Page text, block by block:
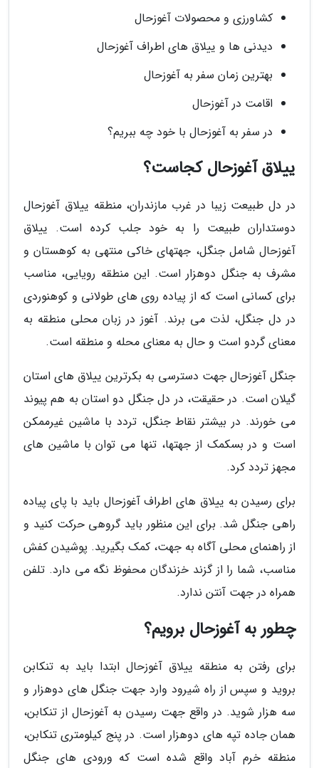
کشاورزی و محصولات آغوزحال
دیدنی ها و ییلاق های اطراف آغوزحال
بهترین زمان سفر به آغوزحال
اقامت در آغوزحال
در سفر به آغوزحال با خود چه ببریم؟
ییلاق آغوزحال کجاست؟
در دل طبیعت زیبا در غرب مازندران، منطقه ییلاق آغوزحال
دوستداران طبیعت را به خود جلب کرده است. ییلاق
آغوزحال شامل جنگل، جهتهای خاکی منتهی به کوهستان و
مشرف به جنگل دوهزار است. این منطقه رویایی، مناسب
برای کسانی است که از پیاده روی های طولانی و کوهنوردی
در دل جنگل، لذت می برند. آغوز در زبان محلی منطقه به
معنای گردو است و حال به معنای محله و منطقه است.
جنگل آغوزحال جهت دسترسی به بکرترین ییلاق های استان
گیلان است. در حقیقت، در دل جنگل دو استان به هم پیوند
می خورند. در بیشتر نقاط جنگل، تردد با ماشین غیرممکن
است و در بسکمک از جهتها، تنها می توان با ماشین های
مجهز تردد کرد.
برای رسیدن به ییلاق های اطراف آغوزحال باید با پای پیاده
راهی جنگل شد. برای این منظور باید گروهی حرکت کنید و
از راهنمای محلی آگاه به جهت، کمک بگیرید. پوشیدن کفش
مناسب، شما را از گزند خزندگان محفوظ نگه می دارد. تلفن
همراه در جهت آنتن ندارد.
چطور به آغوزحال برویم؟
برای رفتن به منطقه ییلاق آغوزحال ابتدا باید به تنکابن
بروید و سپس از راه شیرود وارد جهت جنگل های دوهزار و
سه هزار شوید. در واقع جهت رسیدن به آغوزحال از تنکابن،
همان جاده تپه های دوهزار است. در پنج کیلومتری تنکابن،
منطقه خرم آباد واقع شده است که ورودی های جنگل